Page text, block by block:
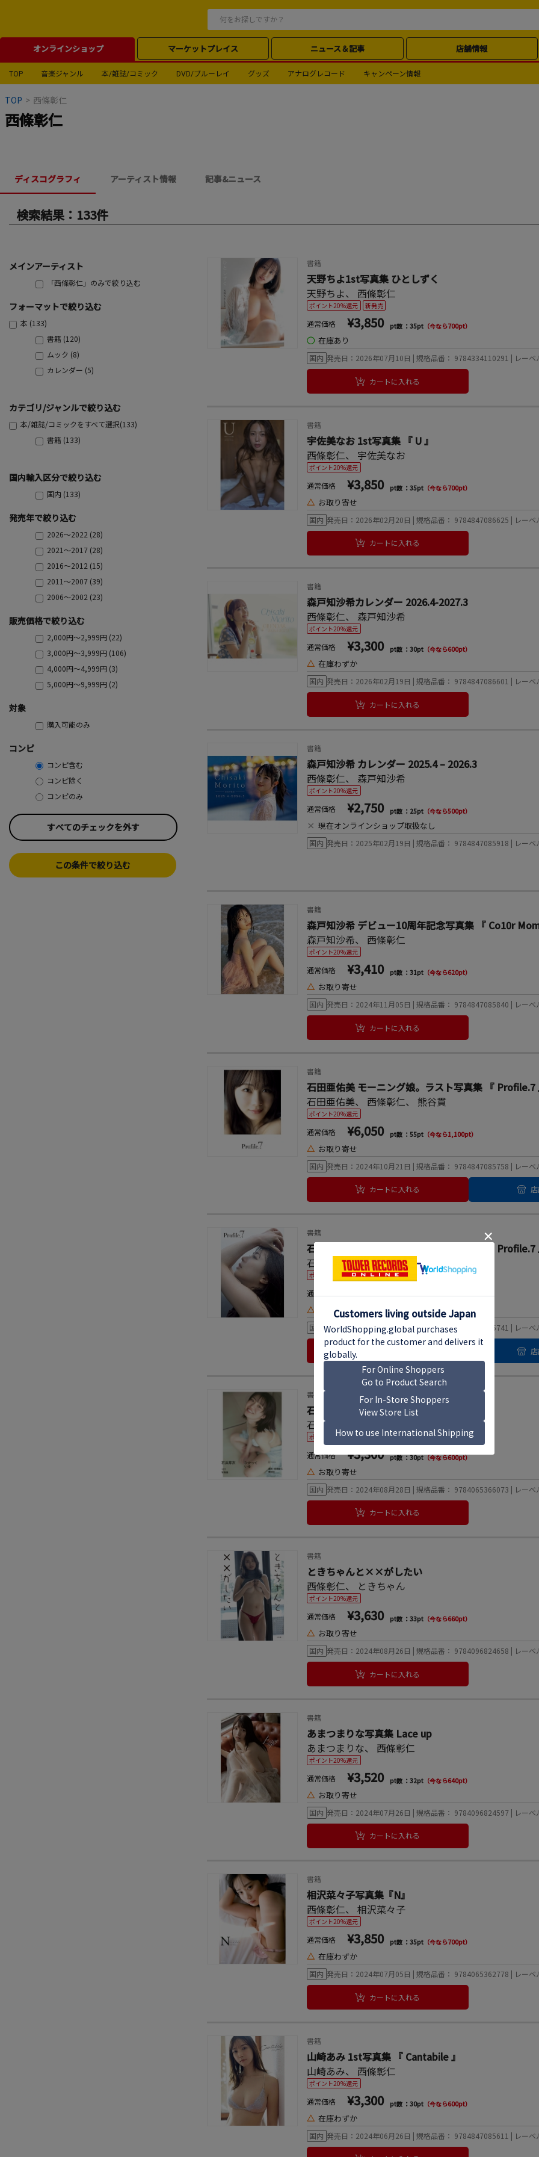
オンラインショップ マーケットプレイス ニュース＆記事 店舗情報
TOP 音楽ジャンル 本/雑誌/コミック DVD/ブルーレイ グッズ アナログレコード キャンペーン情報
TOP > 西條彰仁
西條彰仁
ディスコグラフィ アーティスト情報 記事&ニュース
検索結果：133件
メインアーティスト
「西條彰仁」のみで絞り込む
フォーマットで絞り込む
本 (133)
書籍 (120)
ムック (8)
カレンダー (5)
カテゴリ/ジャンルで絞り込む
本/雑誌/コミックをすべて選択(133)
書籍 (133)
国内輸入区分で絞り込む
国内 (133)
発売年で絞り込む
2026～2022 (28)
2021～2017 (28)
2016～2012 (15)
2011～2007 (39)
2006～2002 (23)
販売価格で絞り込む
2,000円～2,999円 (22)
3,000円～3,999円 (106)
4,000円～4,999円 (3)
5,000円～9,999円 (2)
対象
購入可能のみ
コンピ
コンピ含む
コンピ除く
コンピのみ
すべてのチェックを外す
この条件で絞り込む
書籍
天野ちよ1st写真集 ひとしずく
天野ちよ、 西條彰仁
ポイント20%還元 新発売
通常価格 ¥3,850 pt数 ：35pt （今なら700pt）
◯ 在庫あり
国内 発売日：2026年07月10日 | 規格品番： 9784334110291 | レーベ
カートに入れる
書籍
宇佐美なお 1st写真集 『 U 』
西條彰仁、 宇佐美なお
ポイント20%還元
通常価格 ¥3,850 pt数 ：35pt （今なら700pt）
△ お取り寄せ
国内 発売日：2026年02月20日 | 規格品番： 9784847086625 | レーベ
カートに入れる
書籍
森戸知沙希カレンダー 2026.4-2027.3
西條彰仁、森戸知沙希
ポイント20%還元
通常価格 ¥3,300 pt数 ：30pt （今なら600pt）
△ 在庫わずか
国内 発売日：2026年02月19日 | 規格品番： 9784847086601 | レーベ
カートに入れる
書籍
森戸知沙希 カレンダー 2025.4 – 2026.3
西條彰仁、 森戸知沙希
ポイント20%還元
通常価格 ¥2,750 pt数 ：25pt （今なら500pt）
× 現在オンラインショップ取扱なし
国内 発売日：2025年02月19日 | 規格品番： 9784847085918 | レーベ
書籍
森戸知沙希 デビュー10周年記念写真集 『 Co10r
森戸知沙希、 西條彰仁
ポイント20%還元
通常価格 ¥3,410 pt数 ：31pt （今なら620pt）
△ お取り寄せ
国内 発売日：2024年11月05日 | 規格品番： 9784847085840 | レーベ
カートに入れる
書籍
石田亜佑美 モーニング娘。ラスト写真集 『
石田亜佑美、 西條彰仁、熊谷貫
ポイント20%還元
通常価格 ¥6,050 pt数 ：55pt （今なら1,100pt）
△ お取り寄せ
国内 発売日：2024年10月21日 | 規格品番： 9784847085758 | レーベ
カートに入れる
書籍
石田亜佑美 モーニング娘。ラスト写真集 『 Profile.7
石田亜佑美、西條彰仁
ポイント20%還元
通常価格 ¥3,410 pt数 ：31pt（今なら620pt）
△ お取り寄せ
国内 発売日：2024年10月21日 | 規格品番： 9784847085741 | レーベ
書籍
石浜芽衣1st写真集 ひかっている
石浜芽衣
ポイント20%還元
通常価格 ¥3,300 pt数 ：30pt（今なら600pt）
△ お取り寄せ
国内 発売日：2024年08月28日 | 規格品番： 9784065366073 | レーベ
カートに入れる
書籍
ときちゃんと××がしたい
西條彰仁、 ときちゃん
ポイント20%還元
通常価格 ¥3,630 pt数 ：33pt （今なら660pt）
△ お取り寄せ
国内 発売日：2024年08月26日 | 規格品番： 9784096824658 | レーベ
カートに入れる
書籍
あまつまりな写真集 Lace up
あまつまりな、 西條彰仁
ポイント20%還元
通常価格 ¥3,520 pt数 ：32pt （今なら640pt）
△ お取り寄せ
国内 発売日：2024年07月26日 | 規格品番： 9784096824597 | レーベ
カートに入れる
書籍
相沢菜々子写真集『N』
西條彰仁、相沢菜々子
ポイント20%還元
通常価格 ¥3,850 pt数 ：35pt （今なら700pt）
△ 在庫わずか
国内 発売日：2024年07月05日 | 規格品番： 9784065362778 | レーベ
カートに入れる
書籍
山崎あみ 1st写真集 『 Cantabile 』
山崎あみ、 西條彰仁
ポイント20%還元
通常価格 ¥3,300 pt数 ：30pt （今なら600pt）
△ 在庫わずか
国内 発売日：2024年06月26日 | 規格品番： 9784847085611 | レーベ